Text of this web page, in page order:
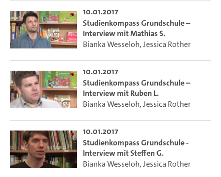
10.01.2017
Studienkompass Grundschule –
Interview mit Mathias S.
Bianka Wesseloh,Jessica Rother
10.01.2017
Studienkompass Grundschule –
Interview mit Ruben L.
Bianka Wesseloh,Jessica Rother
10.01.2017
Studienkompass Grundschule -
Interview mit Steffen G.
Bianka Wesseloh,Jessica Rother